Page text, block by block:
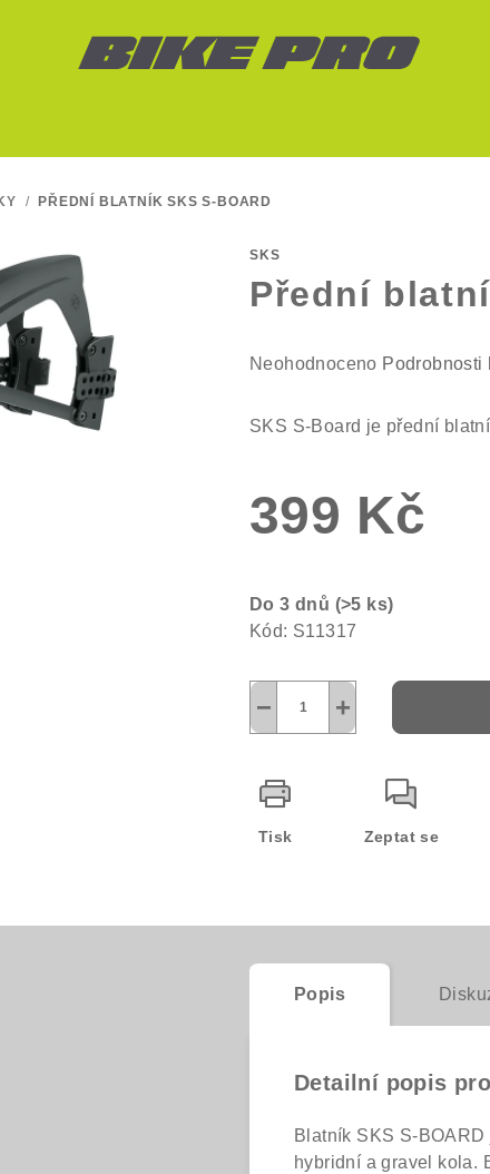
/ PŘEDNÍ BLATNÍK SKS S-BOARD
SKS
Přední
Průměrné
produktu
z
5
Neohodnoceno Podrobnosti
SKS S-Board je přední
399 Kč
cena:
Do 3 dnů (>5 ks)
Kód: S11317
+
−
Tisk Zeptat se
Popis
Detailní popis
Blatník SKS S-
hybridní a gravel kola.